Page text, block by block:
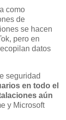
como
de
se hacen
pero en
datos
seguridad
en todo el
aún
y Microsoft